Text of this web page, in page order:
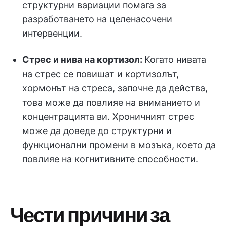
структурни вариации помага за
разработването на целенасочени
интервенции.
Стрес и нива на кортизол: Когато нивата
на стрес се повишат и кортизолът,
хормонът на стреса, започне да действа,
това може да повлияе на вниманието и
концентрацията ви. Хроничният стрес
може да доведе до структурни и
функционални промени в мозъка, което да
повлияе на когнитивните способности.
Чести причини за